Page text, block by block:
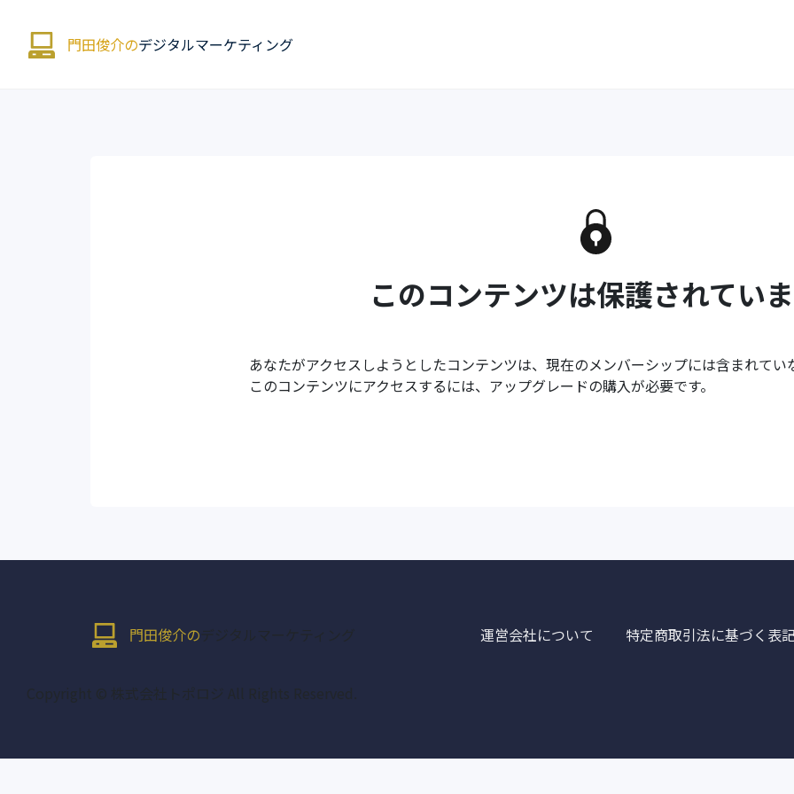
門田俊介のデジタルマーケティング
このコンテンツは保護されてい
あなたがアクセスしようとしたコンテンツは、現在のメンバーシップには含まれてい
このコンテンツにアクセスするには、アップグレードの購入が必要です。
門田俊介の デジタルマーケティング 運営会社について 特定商取引法に基づく表
Copyright © 株式会社トポロジ All Rights Reserved.